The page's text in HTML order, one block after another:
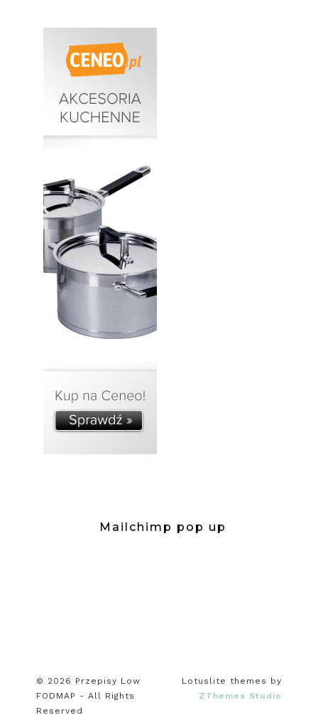
Mailchimp pop up
© 2026 Przepisy Low
FODMAP - All Rights
Reserved
Lotuslite themes by
ZThemes Studio